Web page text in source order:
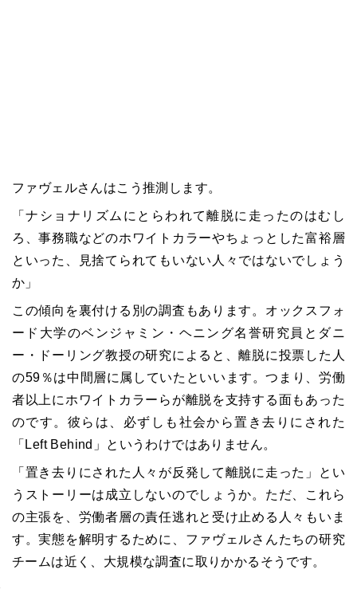
ファヴェルさんはこう推測します。
「ナショナリズムにとらわれて離脱に走ったのはむし
ろ、事務職などのホワイトカラーやちょっとした富裕層
といった、見捨てられてもいない人々ではないでしょう
か」
この傾向を裏付ける別の調査もあります。オックスフォ
ード大学のベンジャミン・ヘニング名誉研究員とダニ
ー・ドーリング教授の研究によると、離脱に投票した人
の59％は中間層に属していたといいます。つまり、労働
者以上にホワイトカラーらが離脱を支持する面もあった
のです。彼らは、必ずしも社会から置き去りにされた
「Left Behind」というわけではありません。
「置き去りにされた人々が反発して離脱に走った」とい
うストーリーは成立しないのでしょうか。ただ、これら
の主張を、労働者層の責任逃れと受け止める人々もいま
す。実態を解明するために、ファヴェルさんたちの研究
チームは近く、大規模な調査に取りかかるそうです。